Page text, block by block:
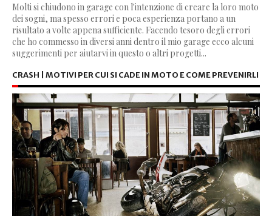
Molti si chiudono in garage con l'intenzione di creare la loro moto
dei sogni, ma spesso errori e poca esperienza portano a un
risultato a volte appena sufficiente. Facendo tesoro degli errori
che ho commesso in diversi anni dentro il mio garage ecco alcuni
suggerimenti per aiutarvi in questo o altri progetti...
CRASH | MOTIVI PER CUI SI CADE IN MOTO E COME PREVENIRLI